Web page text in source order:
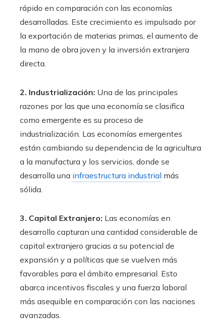
rápido en comparación con las economías
desarrolladas. Este crecimiento es impulsado por
la exportación de materias primas, el aumento de
la mano de obra joven y la inversión extranjera
directa.
2. Industrialización: Una de las principales
razones por las que una economía se clasifica
como emergente es su proceso de
industrialización. Las economías emergentes
están cambiando su dependencia de la agricultura
a la manufactura y los servicios, donde se
desarrolla una infraestructura industrial más
sólida.
3. Capital Extranjero: Las economías en
desarrollo capturan una cantidad considerable de
capital extranjero gracias a su potencial de
expansión y a políticas que se vuelven más
favorables para el ámbito empresarial. Esto
abarca incentivos fiscales y una fuerza laboral
más asequible en comparación con las naciones
avanzadas.